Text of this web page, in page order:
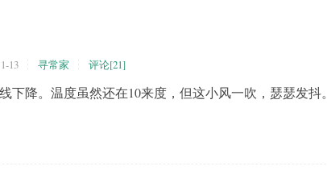
13 寻常家 评论[21]
下降。温度虽然还在10来度，但这小风一吹，瑟瑟发抖。